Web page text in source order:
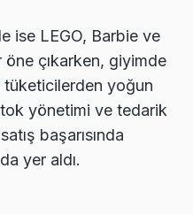
ise LEGO, Barbie ve
çıkarken, giyimde
tüketicilerden yoğun
yönetimi ve tedarik
başarısında
yer aldı.